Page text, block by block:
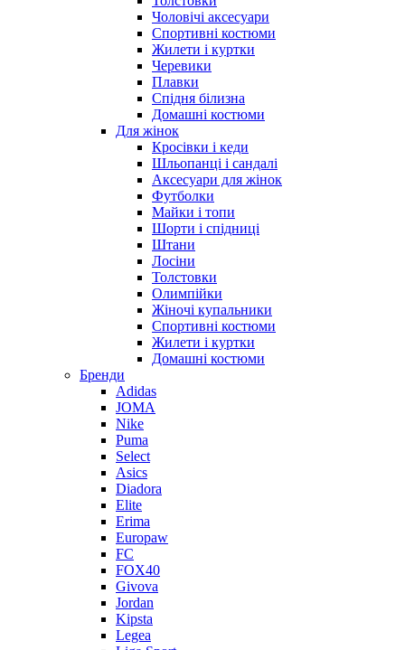
Чоловічі аксесуари
Спортивні костюми
Жилети і куртки
Черевики
Плавки
Спідня білизна
Домашні костюми
Для жінок
Кросівки і кеди
Шльопанці і сандалі
Аксесуари для жінок
Футболки
Майки і топи
Шорти і спідниці
Штани
Лосіни
Толстовки
Олимпійки
Жіночі купальники
Спортивні костюми
Жилети і куртки
Домашні костюми
Бренди
Adidas
JOMA
Nike
Puma
Select
Asics
Diadora
Elite
Erima
Europaw
FC
FOX40
Givova
Jordan
Kipsta
Legea